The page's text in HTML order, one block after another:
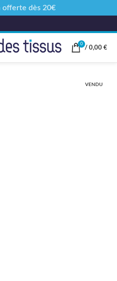
0
/ 0,00 €
VENDU
offerte dès 20€